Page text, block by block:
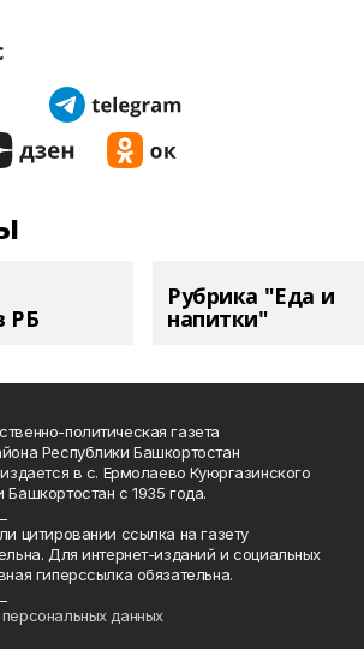
РБ
Рубрика "Еда и
напитки"
политическая газета
Республики Башкортостан
в с. Ермолаево Куюргазинского
Башкортостан с 1935 года.
цитировании ссылка на газету
Для интернет-изданий и социальных
гиперссылка обязательна.
данных